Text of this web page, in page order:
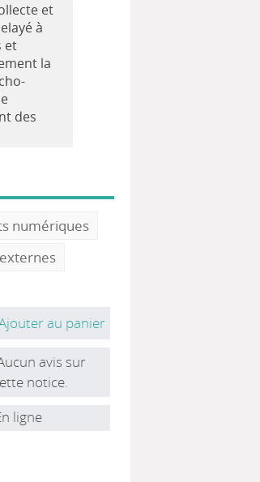
et
à
et
la
des
numériques
au panier
avis sur
notice.
ligne